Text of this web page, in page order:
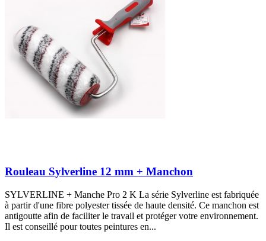
Rouleau Sylverline 12 mm + Manchon
SYLVERLINE + Manche Pro 2 K La série Sylverline est fabriquée
à partir d'une fibre polyester tissée de haute densité. Ce manchon est
antigoutte afin de faciliter le travail et protéger votre environnement.
Il est conseillé pour toutes peintures en...